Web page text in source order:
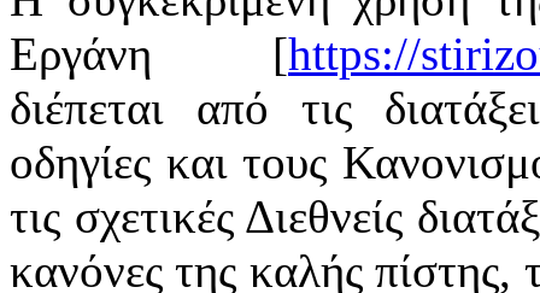
Εργάνη [https://
διέπεται από τις
οδηγίες και τους
τις σχετικές Διεθνείς
κανόνες της καλής